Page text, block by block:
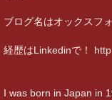
ブログ名はオックスフ
経歴はLinkedinで！
I was born in Japan in